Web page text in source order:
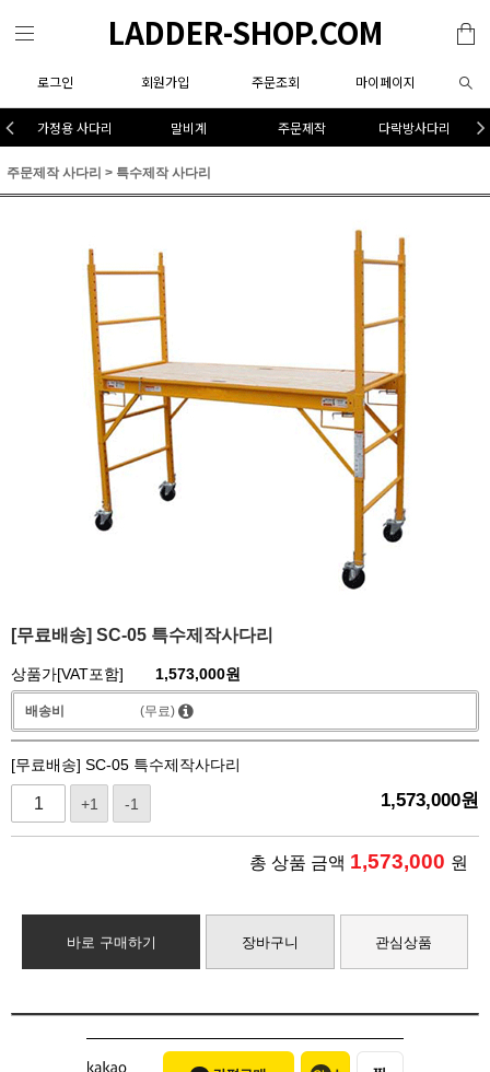
LADDER-SHOP.COM
로그인 회원가입 주문조회 마이페이지
가정용 사다리 말비계 주문제작 다락방사다리
주문제작 사다리 > 특수제작 사다리
[무료배송] SC-05 특수제작사다리
상품가[VAT포함] 1,573,000원
배송비 (무료)
[무료배송] SC-05 특수제작사다리
+1 -1 1,573,000원
총 상품 금액 1,573,000 원
바로 구매하기 장바구니 관심상품